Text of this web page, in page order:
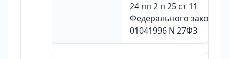
24 пп 2 п 25 ст 11
Федерального закона от
01041996 N 27ФЗ